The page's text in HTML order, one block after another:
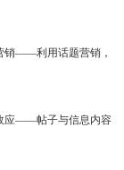
销——利用话题营销，
应——帖子与信息内容